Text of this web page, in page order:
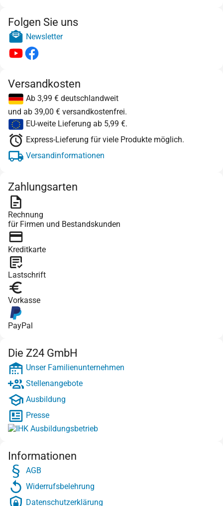
Folgen Sie uns
Newsletter
Versandkosten
Ab 3,99 € deutschlandweit
und ab 39,00 € versandkostenfrei.
EU-weite Lieferung ab 5,99 €.
Express-Lieferung für viele Produkte möglich.
Versandinformationen
Zahlungsarten
Rechnung
für Firmen und Bestandskunden
Kreditkarte
Lastschrift
Vorkasse
PayPal
Die Z24 GmbH
Unser Familienunternehmen
Stellenangebote
Ausbildung
Presse
Informationen
AGB
Widerrufsbelehrung
Datenschutzerklärung